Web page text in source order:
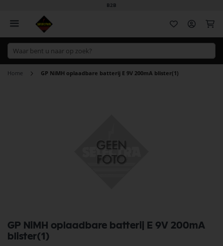
B2B
Home GP NiMH oplaadbare batterij E 9V 200mA blister(1)
GP NiMH oplaadbare batterij E 9V 200mA
blister(1)
naar
het